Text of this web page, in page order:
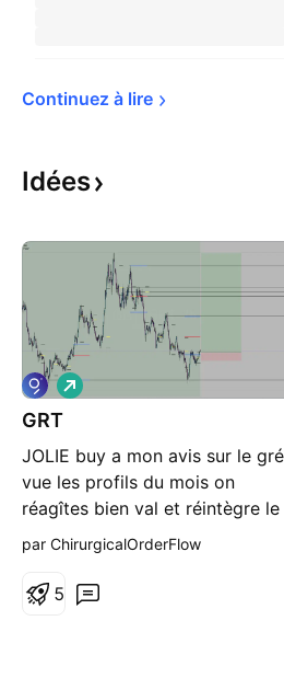
Continuez à lire
Idées
GRT
JOLIE buy a mon avis sur le gré
vue les profils du mois on
réagîtes bien val et réintègre le
profil
L
o
n
par ChirurgicalOrderFlow
5